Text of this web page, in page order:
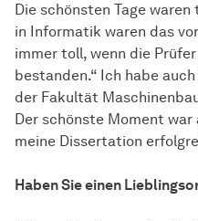
Die schönsten Tage
in Informatik waren das
immer toll, wenn die
bestanden.“ Ich habe
der Fakultät
Der schönste Moment war
meine Dissertation
Haben Sie einen